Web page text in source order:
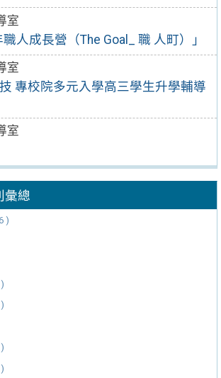
室
職人成長營（The Goal_ 職 人町）」
室
專校院多元入學高三學生升學輔導
室
彙總
)